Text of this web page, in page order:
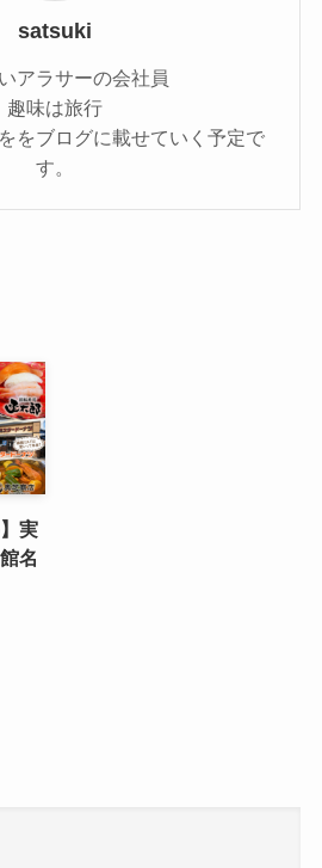
satsuki
アラサーの会社員
趣味は旅行
をブログに載せていく予定で
す。
実
名